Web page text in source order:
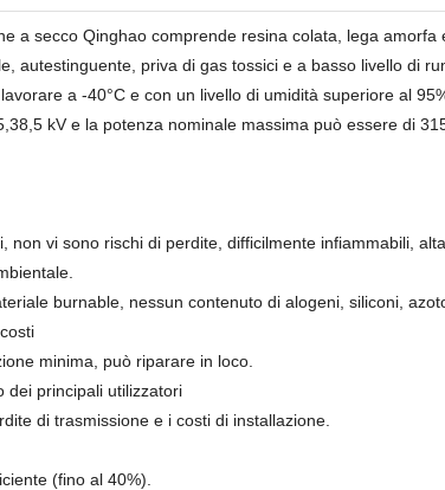
a secco Qinghao comprende resina colata, lega
autestinguente, priva di gas tossici e a basso livello di
a -40°C e con un livello di umidità superiore al
kV e la potenza nominale massima può essere di
non vi sono rischi di perdite, difficilmente infiammabili,
burnable, nessun contenuto di alogeni, siliconi,
minima, può riparare in loco.
dei principali utilizzatori
di trasmissione e i costi di installazione.
(fino al 40%).